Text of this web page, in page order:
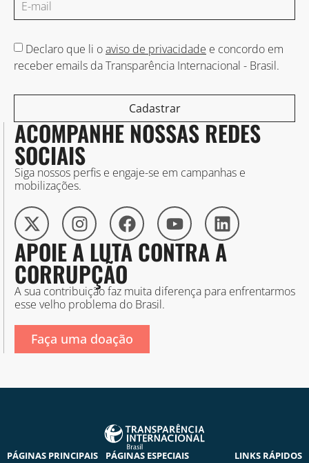
Declaro que li oaviso de privacidade e concordo em
receber emails da Transparência Internacional - Brasil.
Cadastrar
ACOMPANHE NOSSAS REDES
SOCIAIS
Siga nossos perfis e engaje-se em campanhas e
mobilizações.
APOIE A LUTA CONTRA A
CORRUPÇÃO
A sua contribuição faz muita diferença para enfrentarmos
esse velho problema do Brasil.
Faça uma doação
PÁGINAS PRINCIPAIS
PÁGINAS ESPECIAIS
LINKS RÁPIDOS